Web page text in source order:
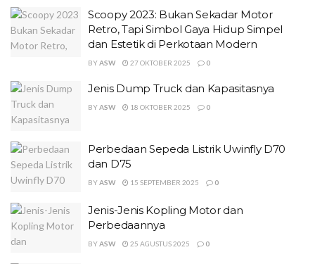
Scoopy 2023: Bukan Sekadar Motor
Retro, Tapi Simbol Gaya Hidup Simpel
dan Estetik di Perkotaan Modern
BYASW 27 OKTOBER 2025 0
Jenis Dump Truck dan Kapasitasnya
BYASW 18 OKTOBER 2025 0
Perbedaan Sepeda Listrik Uwinfly D70
dan D75
BYASW 15 SEPTEMBER 2025 0
Jenis-Jenis Kopling Motor dan
Perbedaannya
BYASW 25 AGUSTUS 2025 0